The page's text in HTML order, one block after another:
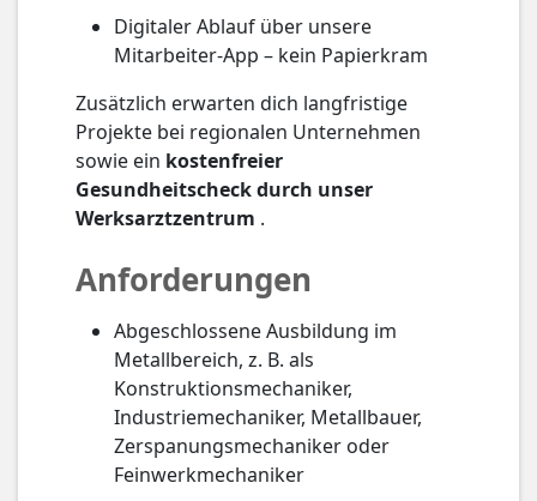
Digitaler Ablauf über unsere
Mitarbeiter-App – kein Papierkram
Zusätzlich erwarten dich langfristige
Projekte bei regionalen Unternehmen
sowie ein kostenfreier
Gesundheitscheck durch unser
Werksarztzentrum .
Anforderungen
Abgeschlossene Ausbildung im
Metallbereich, z. B. als
Konstruktionsmechaniker,
Industriemechaniker, Metallbauer,
Zerspanungsmechaniker oder
Feinwerkmechaniker